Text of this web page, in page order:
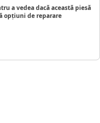
a vedea dacă această piesă
opțiuni de reparare